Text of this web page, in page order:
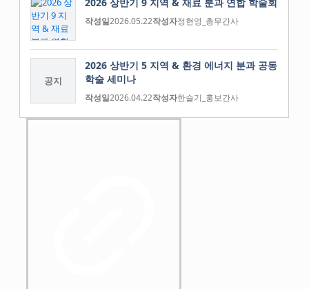
2026 상반기 9 지역 & 재료 분과 연합 학술회
작성일2026.05.22작성자정현영_총무간사
공지
2026 상반기 5 지역 & 환경 에너지 분과 공동
학술 세미나
작성일2026.04.22작성자한슬기_홍보간사